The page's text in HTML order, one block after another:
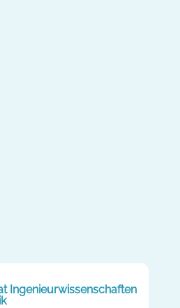
Ingenieurwissenschaften